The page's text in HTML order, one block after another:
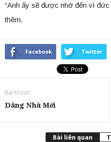
“Anh ấy sẽ được nhớ đến vì đức
thêm.
Facebook Twitter
Bài trước
Dâng Nhà Mới
Bài liên quan